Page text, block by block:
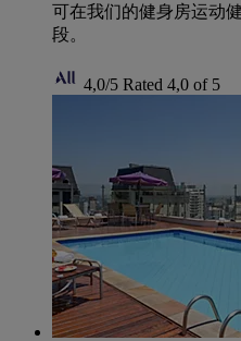
可在我们的健身房运动
段。
4,0/5 Rated 4,0 of 5